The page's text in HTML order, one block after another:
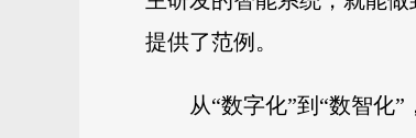
提供了范例。
从“数字化”到“数智化”